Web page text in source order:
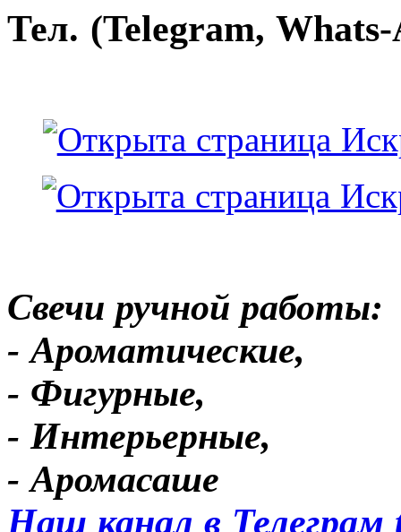
Тел. (Telegram,
Свечи ручной работы:
- Ароматические,
- Фигурные,
- Интерьерные,
- Аромасаше
Наш канал в Телеграм